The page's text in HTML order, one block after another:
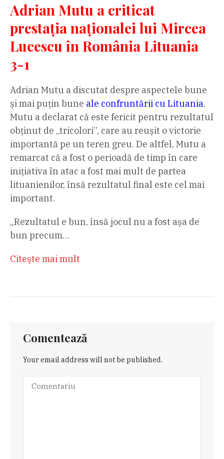
Adrian Mutu a criticat
prestația naționalei lui Mircea
Lucescu în România Lituania
3-1
Adrian Mutu a discutat despre aspectele bune
și mai puțin bune ale confruntării cu Lituania.
Mutu a declarat că este fericit pentru rezultatul
obținut de „tricolori”, care au reușit o victorie
importantă pe un teren greu. De altfel, Mutu a
remarcat că a fost o perioadă de timp în care
inițiativa în atac a fost mai mult de partea
lituanienilor, însă rezultatul final este cel mai
important.
„Rezultatul e bun, însă jocul nu a fost așa de
bun precum…
Citeşte mai mult
Comentează
Your email address will not be published.